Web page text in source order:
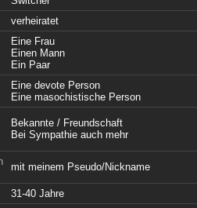
verheiratet
Eine Frau
Einen Mann
Ein Paar
Eine devote Person
Eine masochistische Person
Bekannte / Freundschaft
Bei Sympathie auch mehr
mit meinem Pseudo/Nickname
31-40 Jahre